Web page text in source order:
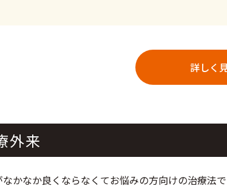
詳しく
外来
かなか良くならなくてお悩みの方向けの治療法で